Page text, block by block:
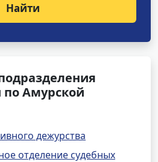
Найти
Амурской
дежурства
отделение судебных